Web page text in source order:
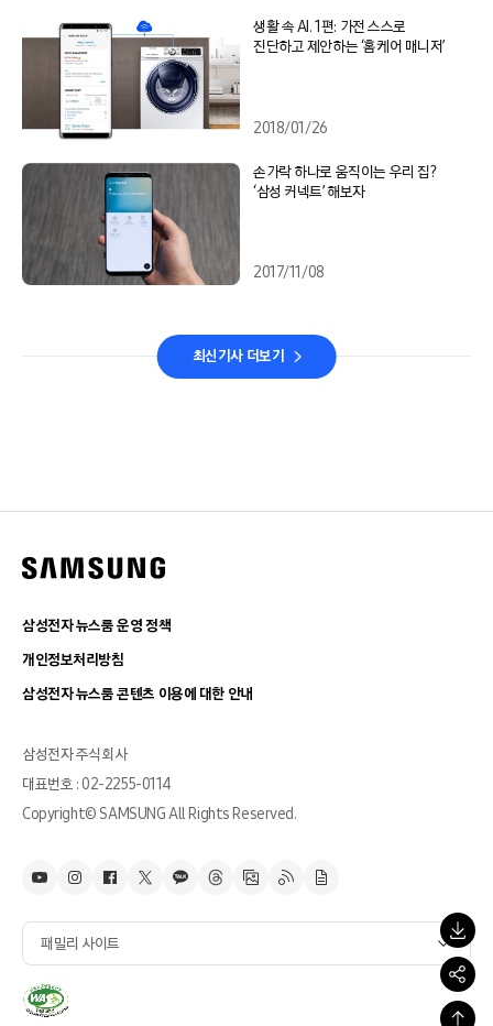
생활 속 AI. 1편: 가전 스스로
진단하고 제안하는 ‘홈케어 매니저’
2018/01/26
손가락 하나로 움직이는 우리 집?
‘삼성 커넥트’ 해보자
2017/11/08
최신기사 더보기
삼성전자 뉴스룸 운영 정책
개인정보처리방침
삼성전자 뉴스룸 콘텐츠 이용에 대한 안내
삼성전자 주식회사
대표번호 : 02-2255-0114
Copyright© SAMSUNG All Rights Reserved.
패밀리 사이트